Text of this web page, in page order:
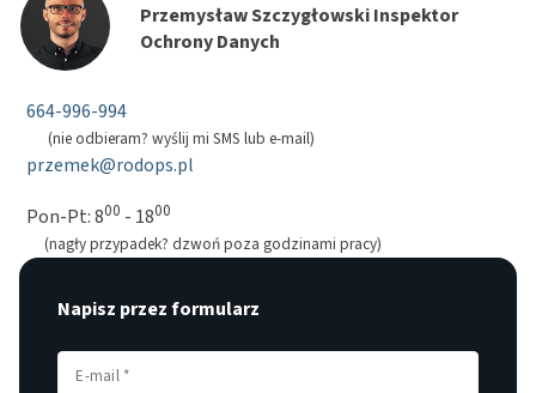
Przemysław Szczygłowski Inspektor
Ochrony Danych
664-996-994
(nie odbieram? wyślij mi SMS lub e-mail)
przemek@rodops.pl
Pon-Pt: 800 - 1800
(nagły przypadek? dzwoń poza godzinami pracy)
Napisz przez formularz